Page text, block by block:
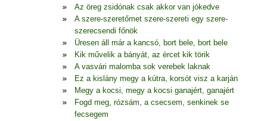
Az öreg zsidónak csak akkor van jókedve
A szere-szeretőmet szere-szereti egy szere-
szerecsendi főnök
Üresen áll már a kancsó, bort bele, bort bele
Kik művelik a bányát, az ércet kik törik
A vasvári malomba sok verebek laknak
Ez a kislány megy a kútra, korsót visz a karján
Megy a kocsi, megy a kocsi ganajért, ganajért
Fogd meg, rózsám, a csecsem, senkinek se
fecsegem